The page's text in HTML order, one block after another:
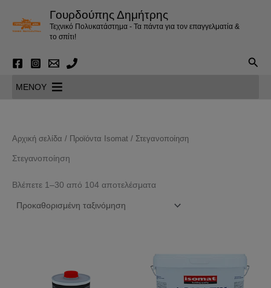
περιεχόμενο
Γουρδούπης Δημήτρης
Τεχνικό Πολυκατάστημα - Τα πάντα για τον επαγγελματία &
το σπίτι!
MENOY
Αρχική σελίδα / Προϊόντα Isomat / Στεγανοποίηση
Στεγανοποίηση
Βλέπετε 1–30 από 104 αποτελέσματα